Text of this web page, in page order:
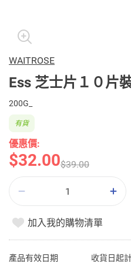
WAITROSE
Ess 芝士片１０片
200G_
優惠價:
$32.00$39.00
有貨
加入我的購物清單
產品有效日期 收貨日起